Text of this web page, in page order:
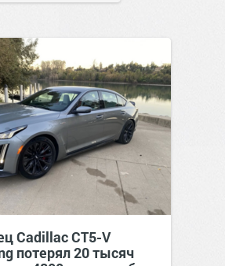
Cadillac CT5-V
потерял 20 тысяч